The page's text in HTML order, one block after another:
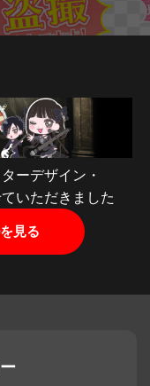
ーデザイン・
いただきました
見る